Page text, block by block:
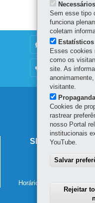
DENUNCIE
OUVIDORIA
principal
SECRETARIA
Av.
80610-011
Horário de atendimento:
Necessários
Sem esse tipo
funciona
coletam
Estatísticos
Esses cookies
como os
site. As
visitante.
Propaganda
Cookies de
rastrear
nosso Portal
institucionais
YouTube.
Salvar
Rejeitar